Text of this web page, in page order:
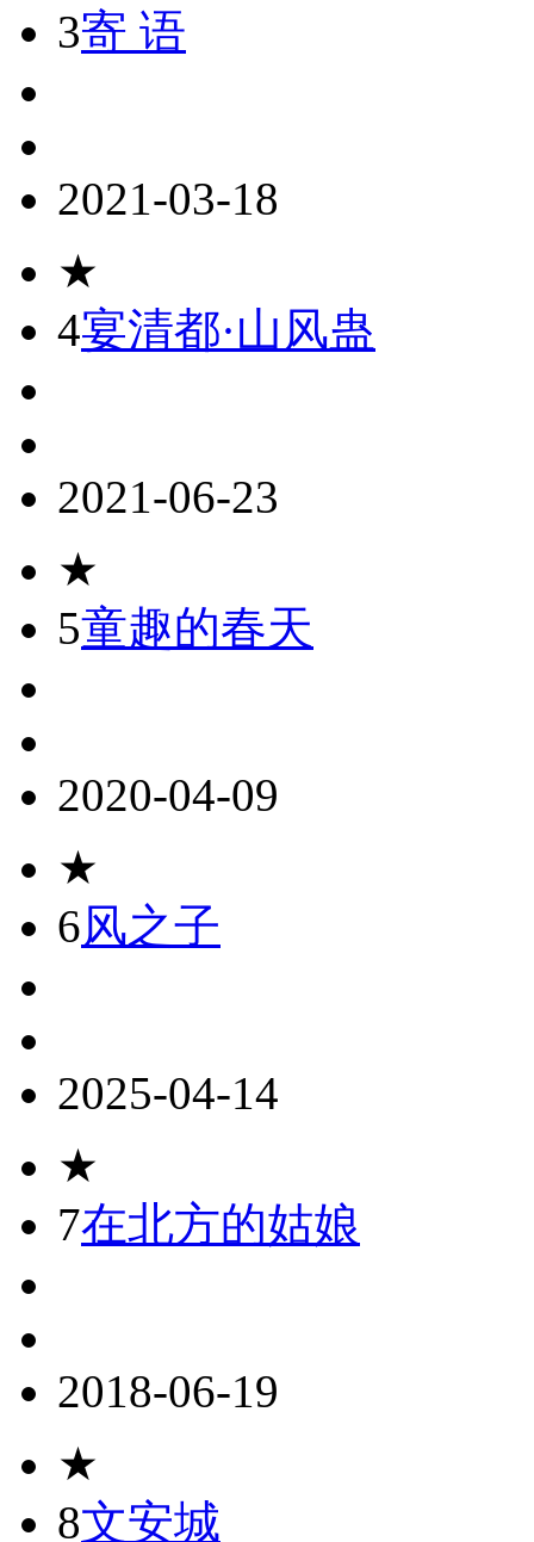
3寄 语
2021-03-18
★
4宴清都·山风蛊
2021-06-23
★
5童趣的春天
2020-04-09
★
6风之子
2025-04-14
★
7在北方的姑娘
2018-06-19
★
8文安城